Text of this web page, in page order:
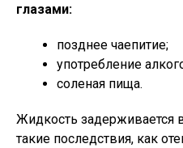
глазами:
позднее чаепитие;
употребление
соленая пища.
Жидкость задерживается
такие последствия, как